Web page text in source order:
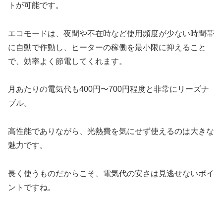
トが可能です。
エコモードは、夜間や不在時など使用頻度が少ない時間帯
に自動で作動し、ヒーターの稼働を最小限に抑えること
で、効率よく節電してくれます。
月あたりの電気代も400円〜700円程度と非常にリーズナ
ブル。
高性能でありながら、光熱費を気にせず使えるのは大きな
魅力です。
長く使うものだからこそ、電気代の安さは見逃せないポイ
ントですね。